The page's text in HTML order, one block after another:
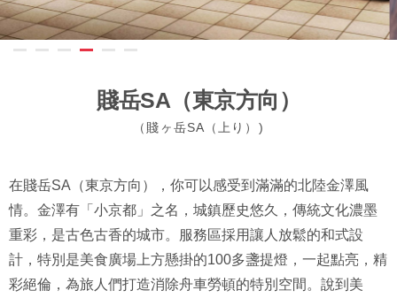
賤岳SA（東京方向）
（賤ヶ岳SA（上り）)
在賤岳SA（東京方向），你可以感受到滿滿的北陸金澤風
情。金澤有「小京都」之名，城鎮歷史悠久，傳統文化濃墨
重彩，是古色古香的城市。服務區採用讓人放鬆的和式設
計，特別是美食廣場上方懸掛的100多盞提燈，一起點亮，精
彩絕倫，為旅人們打造消除舟車勞頓的特別空間。說到美